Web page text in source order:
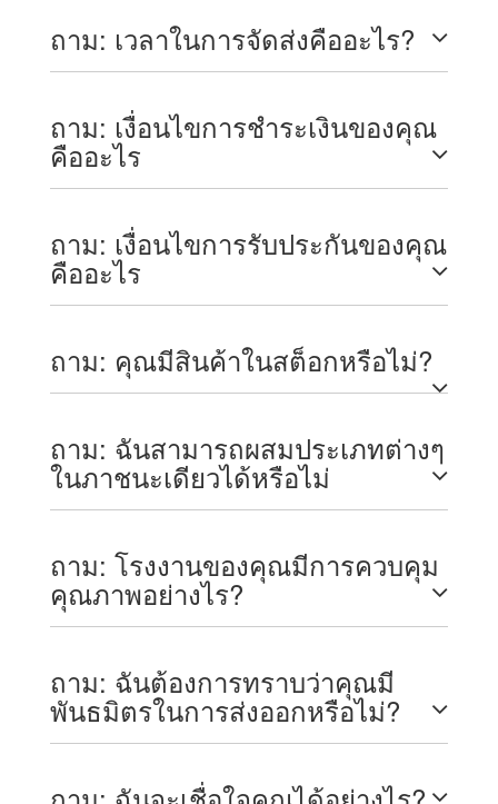
ถาม: เวลาในการจัดส่งคืออะไร?
ถาม: เงื่อนไขการชำระเงินของคุณ
คืออะไร
ถาม: เงื่อนไขการรับประกันของคุณ
คืออะไร
ถาม: คุณมีสินค้าในสต็อกหรือไม่?
ถาม: ฉันสามารถผสมประเภทต่างๆ
ในภาชนะเดียวได้หรือไม่
ถาม: โรงงานของคุณมีการควบคุม
คุณภาพอย่างไร?
ถาม: ฉันต้องการทราบว่าคุณมี
พันธมิตรในการส่งออกหรือไม่?